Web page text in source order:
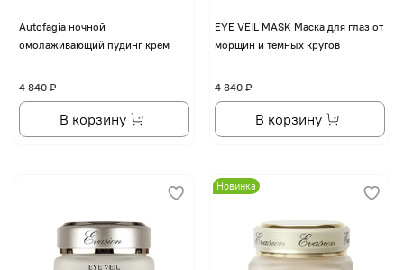
Autofagia ночной
омолаживающий пудинг крем
4 840 ₽
В корзину
EYE VЕIL MASK Маска для глаз от
морщин и темных кругов
4 840 ₽
В корзину
Новинка